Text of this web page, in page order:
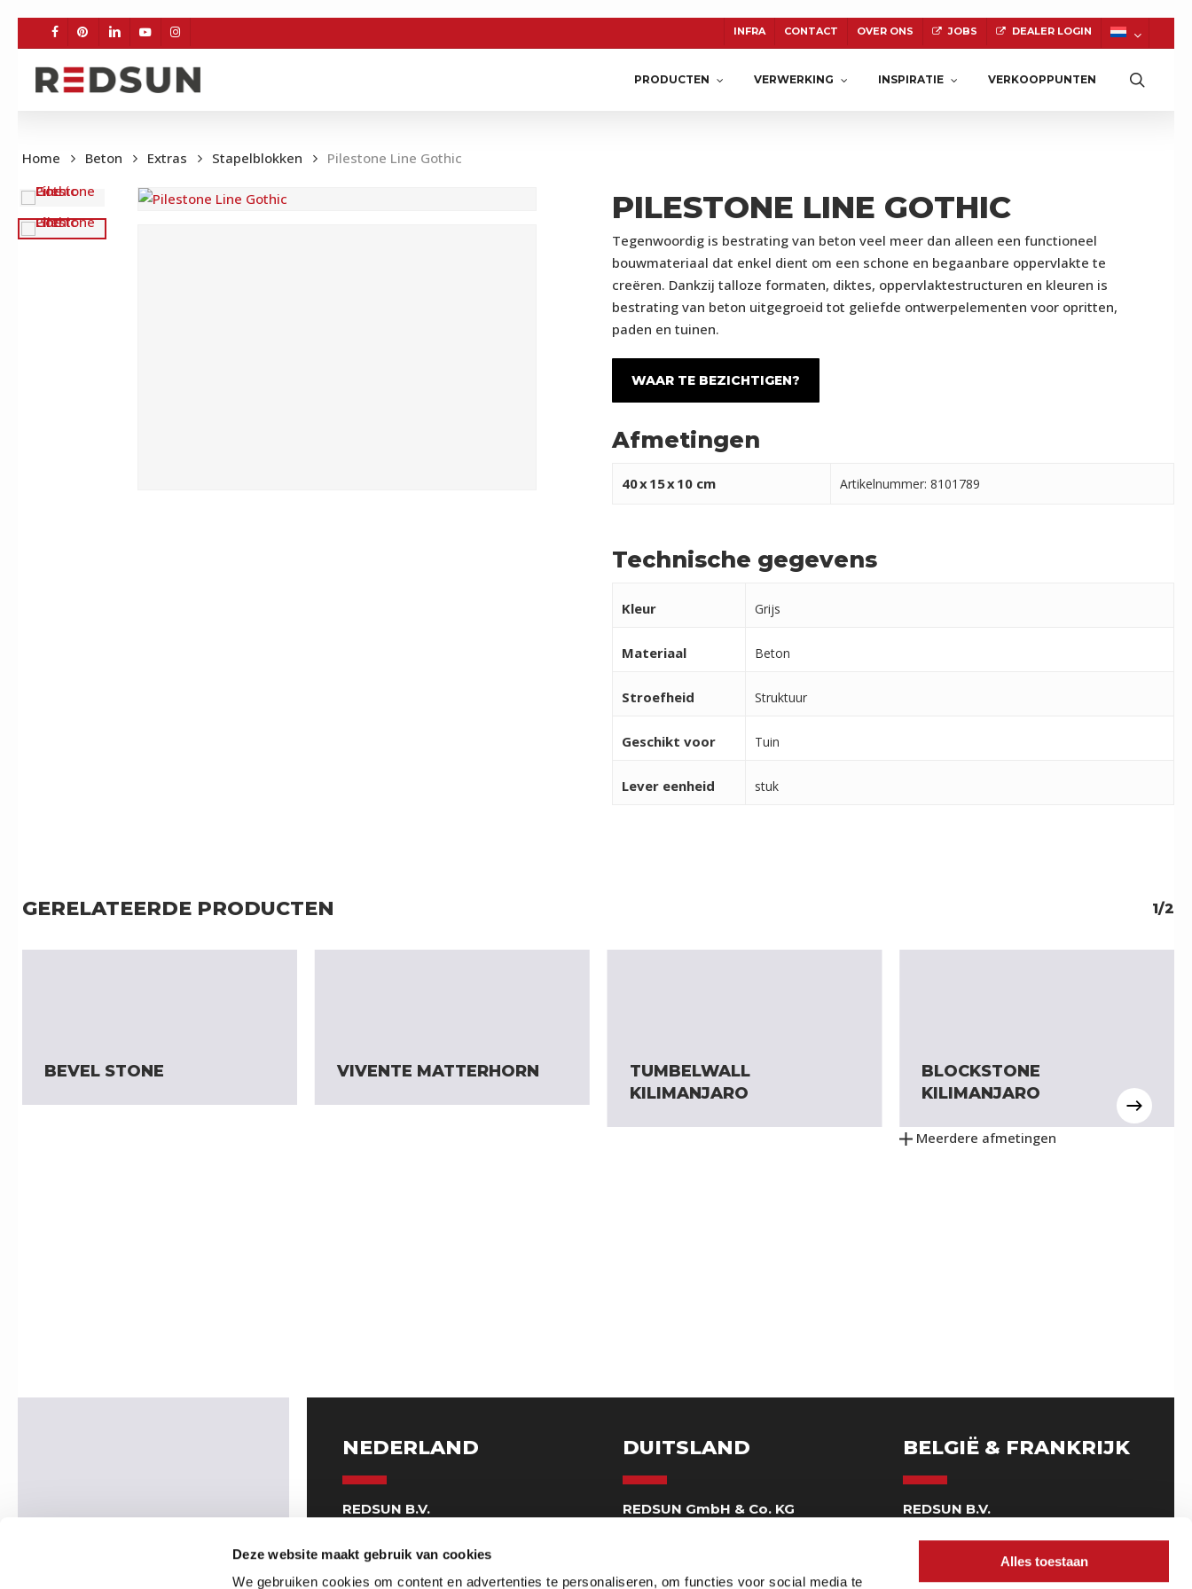
Deze website maakt gebruik van cookies
We gebruiken cookies om content en advertenties te personaliseren, om functies voor social media te
Alles toestaan
main
content
FACEBOOKPINTEREST
LINKEDINYOUTUBEINSTAGRAM
INFRA CONTACT OVER ONS JOBS DEALER LOGIN
PRODUCTEN
KERAMIEK NATUURSTEEN
VERWERKING INSPIRATIE VERKOOPPUNTEN
Home Beton Extras Stapelblokken Pilestone Line Gothic
PILESTONE LINE GOTHIC
Tegenwoordig is bestrating van beton veel meer dan alleen een functioneel
bouwmateriaal dat enkel dient om een schone en begaanbare oppervlakte te
creëren. Dankzij talloze formaten, diktes, oppervlaktestructuren en kleuren is
bestrating van beton uitgegroeid tot geliefde ontwerpelementen voor opritten,
paden en tuinen.
WAAR TE BEZICHTIGEN?
Afmetingen
40x15x10 cm Artikelnummer: 8101789
Technische gegevens
Kleur Grijs
Materiaal Beton
Stroefheid Struktuur
Geschikt voor Tuin
Lever eenheid stuk
GERELATEERDE PRODUCTEN 1/2
BEVEL STONE VIVENTE MATTERHORN
TUMBELWALL
KILIMANJARO
BLOCKSTONE
KILIMANJARO
Meerdere afmetingen
NEDERLAND
REDSUN B.V.
5961 NT Horst
(Geen bezoekadres)
DUITSLAND
REDSUN GmbH & Co. KG
Hoofdkantoor
BELGIË & FRANKRIJK
REDSUN B.V.
Unité 4, 2500 Lier BE